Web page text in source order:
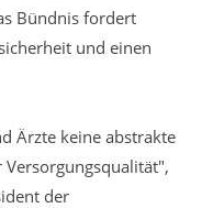
Bündnis fordert
und einen
Ärzte keine abstrakte
Versorgungsqualität",
der